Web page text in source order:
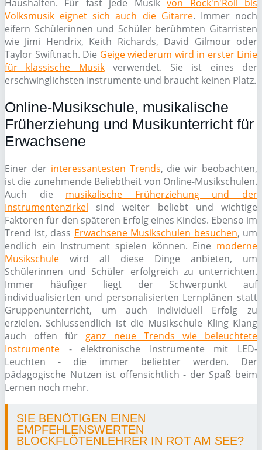
Haushalten. Für fast jede Musikvon Rock'n'Roll bis
Volksmusik eignet sich auch die Gitarre. Immer noch
eifern Schülerinnen und Schüler berühmten Gitarristen
wie Jimi Hendrix, Keith Richards, David Gilmour oder
Taylor Swiftnach. Die Geige wiederum wird in erster Linie
für klassische Musikverwendet. Sie ist eines der
erschwinglichsten Instrumente und braucht keinen Platz.
Online-Musikschule, musikalische
Früherziehung und Musikunterricht für
Erwachsene
Einer der interessantesten Trends, die wir beobachten,
ist die zunehmende Beliebtheit von Online-Musikschulen.
Auch die musikalische Früherziehung und der
Instrumentenzirkel sind weiter beliebt und wichtige
Faktoren für den späteren Erfolg eines Kindes. Ebenso im
Trend ist, dass Erwachsene Musikschulen besuchen, um
endlich ein Instrument spielen können. Eine moderne
Musikschule wird all diese Dinge anbieten, um
Schülerinnen und Schüler erfolgreich zu unterrichten.
Immer häufiger liegt der Schwerpunkt auf
individualisierten und personalisierten Lernplänen statt
Gruppenunterricht, um auch individuell Erfolg zu
erzielen. Schlussendlich ist die Musikschule Kling Klang
auch offen für ganz neue Trends wie beleuchtete
Instrumente - elektronische Instrumente mit LED-
Leuchten - die immer beliebter werden. Der
pädagogische Nutzen ist offensichtlich - der Spaß beim
Lernen noch mehr.
SIE BENÖTIGEN EINEN
EMPFEHLENSWERTEN
BLOCKFLÖTENLEHRER IN ROT AM SEE?